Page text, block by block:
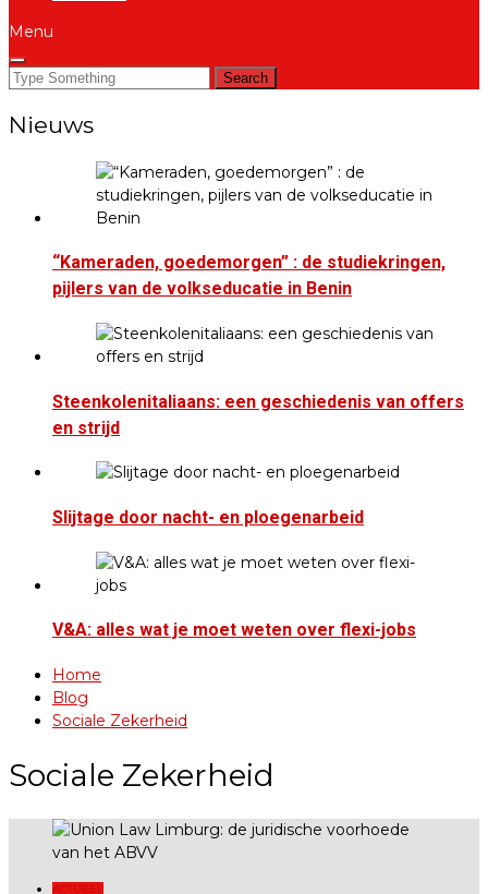
Menu
Search
Nieuws
“Kameraden, goedemorgen” : de studiekringen,
pijlers van de volkseducatie in Benin
Steenkolenitaliaans: een geschiedenis van offers
en strijd
Slijtage door nacht- en ploegenarbeid
V&A: alles wat je moet weten over flexi-jobs
Home
Blog
Sociale Zekerheid
Sociale Zekerheid